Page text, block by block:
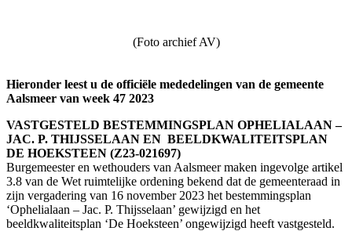
(Foto archief AV)
Hieronder leest u de officiële mededelingen van de gemeente
Aalsmeer van week 47 2023
VASTGESTELD BESTEMMINGSPLAN OPHELIALAAN –
JAC. P. THIJSSELAAN EN BEELDKWALITEITSPLAN
DE HOEKSTEEN (Z23-021697)
Burgemeester en wethouders van Aalsmeer maken ingevolge artikel
3.8 van de Wet ruimtelijke ordening bekend dat de gemeenteraad in
zijn vergadering van 16 november 2023 het bestemmingsplan
‘Ophelialaan – Jac. P. Thijsselaan’ gewijzigd en het
beeldkwaliteitsplan ‘De Hoeksteen’ ongewijzigd heeft vastgesteld.